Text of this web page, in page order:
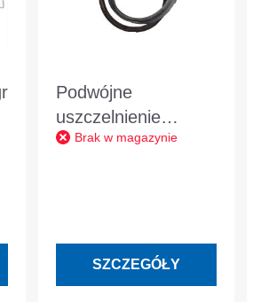
Podwójne
uszczelnienie
Mengering do
Brak w magazynie
SZCZEGÓŁY